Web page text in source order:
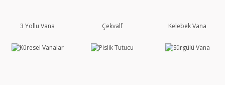
3 Yollu Vana Çekvalf Kelebek Vana